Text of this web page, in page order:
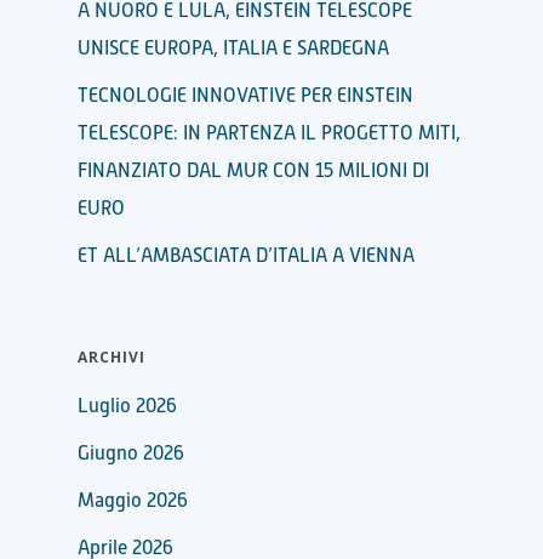
A NUORO E LULA, EINSTEIN TELESCOPE
UNISCE EUROPA, ITALIA E SARDEGNA
TECNOLOGIE INNOVATIVE PER EINSTEIN
TELESCOPE: IN PARTENZA IL PROGETTO MITI,
FINANZIATO DAL MUR CON 15 MILIONI DI
EURO
ET ALL’AMBASCIATA D’ITALIA A VIENNA
ARCHIVI
Luglio 2026
Giugno 2026
Maggio 2026
Aprile 2026